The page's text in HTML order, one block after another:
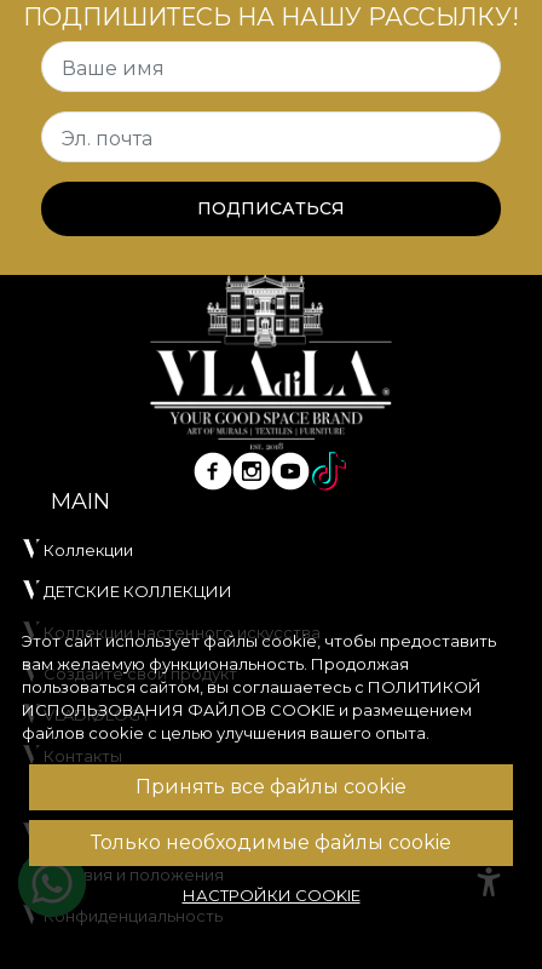
Этот сайт использует файлы cookie, чтобы предоставить
вам желаемую функциональность. Продолжая
пользоваться сайтом, вы соглашаетесь с ПОЛИТИКОЙ
ИСПОЛЬЗОВАНИЯ ФАЙЛОВ COOKIE и размещением
файлов cookie с целью улучшения вашего опыта.
Принять все файлы cookie
Только необходимые файлы cookie
НАСТРОЙКИ COOKIE
ПОДПИШИТЕСЬ НА НАШУ РАССЫЛКУ!
Ваше имя
Эл. почта
ПОДПИСАТЬСЯ
MAIN
Коллекции
ДЕТСКИЕ КОЛЛЕКЦИИ
Коллекции настенного искусства
Создайте свой продукт
VLADIØLOGY
Контакты
DESPRE NOI
Formular retur
Условия и положения
Конфиденциальность